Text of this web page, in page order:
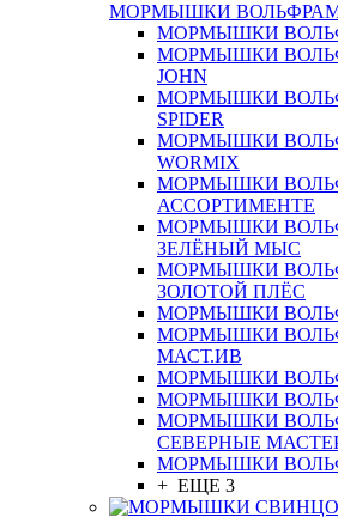
МОРМЫШКИ
МОРМЫШКИ
МОРМЫШКИ
JOHN
МОРМЫШКИ
SPIDER
МОРМЫШКИ
WORMIX
МОРМЫШКИ
АССОРТИМЕНТЕ
МОРМЫШКИ
ЗЕЛЁНЫЙ МЫС
МОРМЫШКИ
ЗОЛОТОЙ ПЛЁС
МОРМЫШКИ
МОРМЫШКИ
МАСТ.ИВ
МОРМЫШКИ
МОРМЫШКИ
МОРМЫШКИ
СЕВЕРНЫЕ
МОРМЫШКИ
+ ЕЩЕ 3